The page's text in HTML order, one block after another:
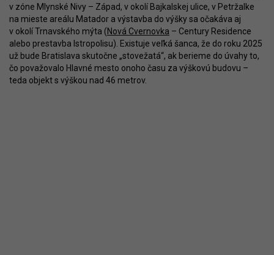
v zóne Mlynské Nivy – Západ, v okolí Bajkalskej ulice, v Petržalke
na mieste areálu Matador a výstavba do výšky sa očakáva aj
v okolí Trnavského mýta (Nová Cvernovka – Century Residence
alebo prestavba Istropolisu). Existuje veľká šanca, že do roku 2025
už bude Bratislava skutočne „stovežatá“, ak berieme do úvahy to,
čo považovalo Hlavné mesto onoho času za výškovú budovu –
teda objekt s výškou nad 46 metrov.